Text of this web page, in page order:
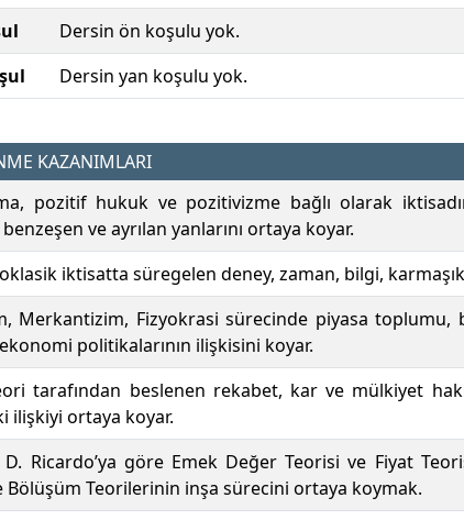
Dersin ön koşulu yok.
Dersin yan koşulu yok.
KAZANIMLARI
pozitif hukuk ve pozitivizme bağlı olarak
ve ayrılan yanlarını ortaya koyar.
iktisatta süregelen deney, zaman, bilgi,
Merkantizim, Fizyokrasi sürecinde piyasa
politikalarının ilişkisini koyar.
tarafından beslenen rekabet, kar ve mülkiyet
ilişkiyi ortaya koyar.
Ricardo’ya göre Emek Değer Teorisi ve Fiyat
Bölüşüm Teorilerinin inşa sürecini ortaya koymak.